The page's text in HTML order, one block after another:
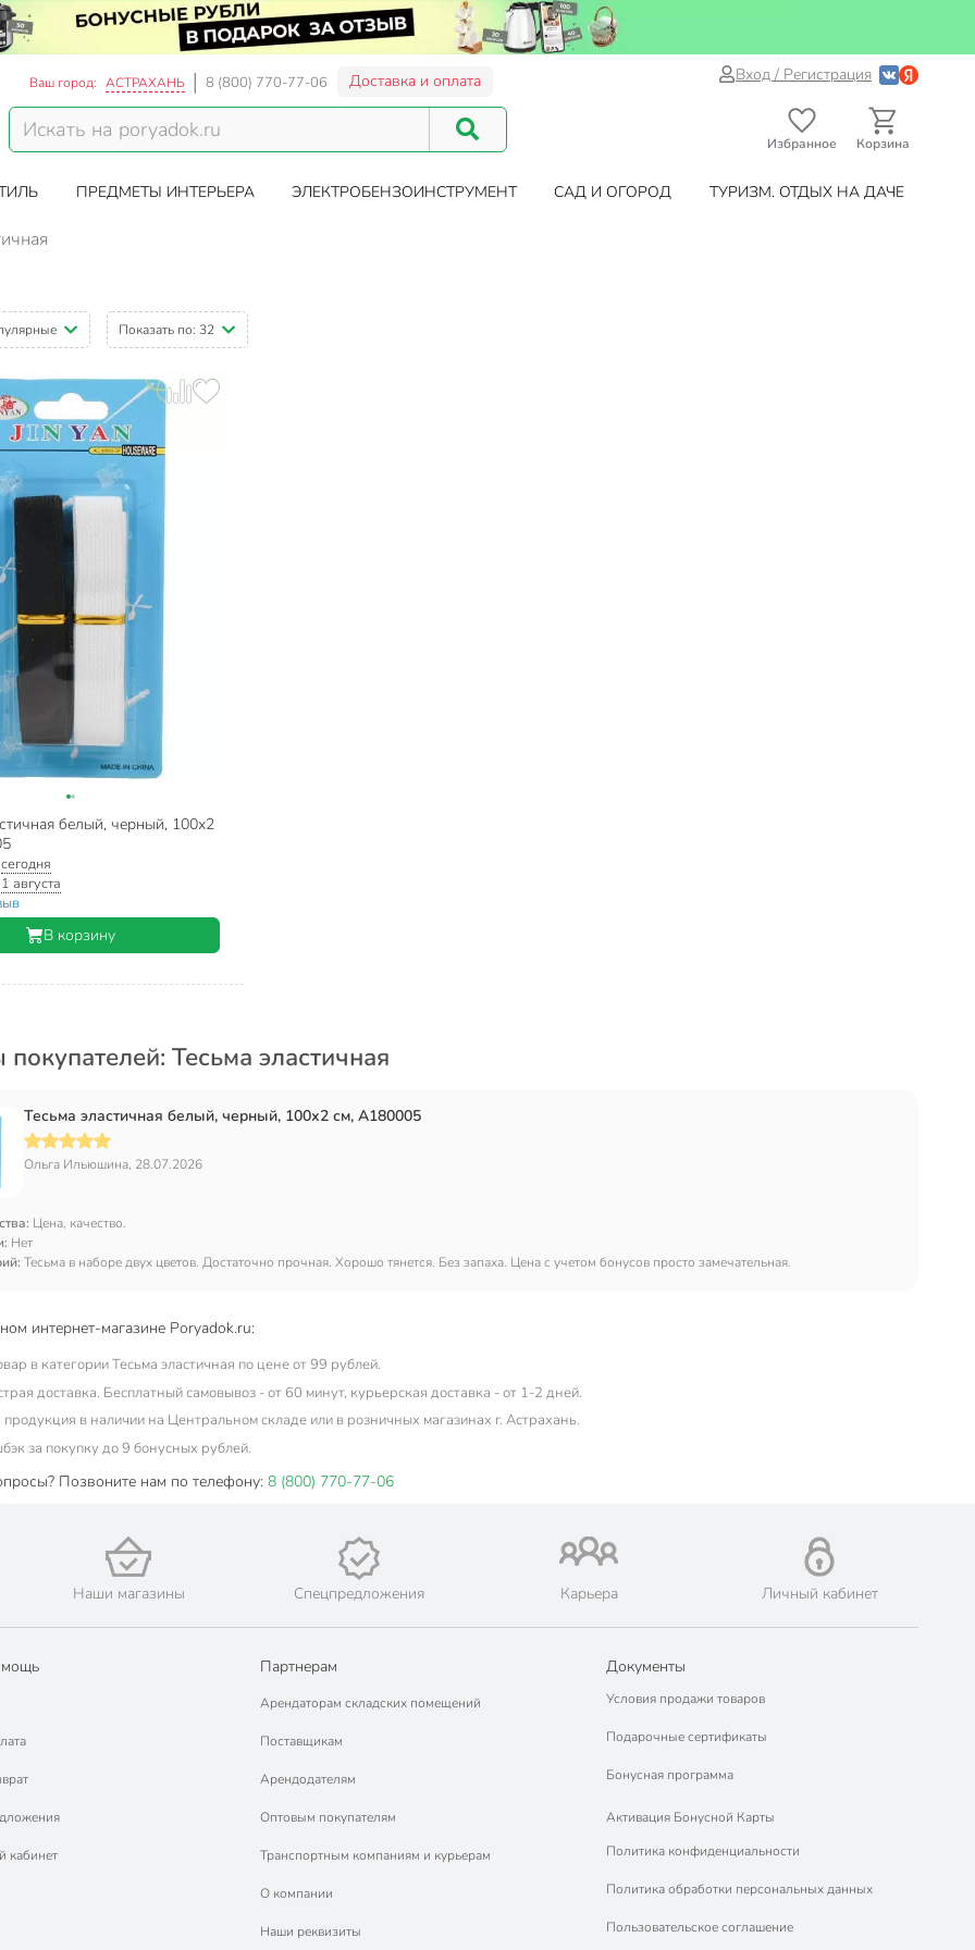
Ваш город: АСТРАХАНЬ 8 (800) 770-77-06 Доставка и оплата Вход / Регистрация
Избранное Корзина
ПРЕДМЕТЫ ИНТЕРЬЕРА ЭЛЕКТРОБЕНЗОИНСТРУМЕНТ САД И ОГОРОД ТУРИЗМ. ОТДЫХ НА ДАЧЕ
Показать по: 32
белый, черный, 100х2
сегодня
августа
В корзину
Тесьма эластичная
Тесьма эластичная белый, черный, 100х2 см, A180005
Ольга Ильюшина, 28.07.2026
Цена, качество.
Нет
Тесьма в наборе двух цветов. Достаточно прочная. Хорошо тянется. Без запаха. Цена с учетом бонусов просто замечательная.
интернет-магазине Poryadok.ru:
в категории Тесьма эластичная по цене от 99 рублей.
доставка. Бесплатный самовывоз - от 60 минут, курьерская доставка - от 1-2 дней.
в наличии на Центральном складе или в розничных магазинах г. Астрахань.
за покупку до 9 бонусных рублей.
Позвоните нам по телефону: 8 (800) 770-77-06
Наши магазины Спецпредложения Карьера Личный кабинет
кабинет
Партнерам
Арендаторам складских помещений
Поставщикам
Арендодателям
Оптовым покупателям
Транспортным компаниям и курьерам
О компании
Наши реквизиты
Документы
Условия продажи товаров
Подарочные сертификаты
Бонусная программа
Активация Бонусной Карты
Политика конфиденциальности
Политика обработки персональных данных
Пользовательское соглашение